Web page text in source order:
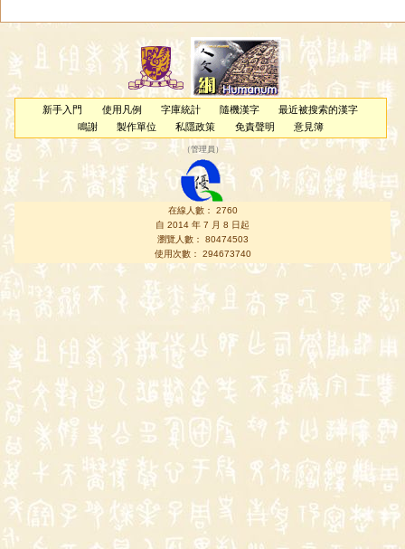
新手入門 使用凡例 字庫統計 隨機漢字
最近被搜索的漢字
鳴謝
製作單位 私隱政策 免責聲明 意見簿
（管理員 ）
在線人數： 2760
自 2014 年 7 月 8 日起
瀏覽人數： 80474503
使用次數： 294673740